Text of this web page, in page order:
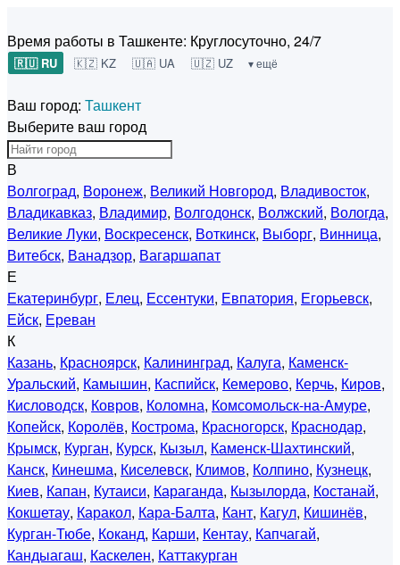
Время работы в Ташкенте: Круглосуточно, 24/7
🇷🇺 RU 🇰🇿 KZ 🇺🇦 UA 🇺🇿 UZ ▾ ещё
Ваш город: Ташкент
Выберите ваш город
В
Волгоград, Воронеж, Великий Новгород, Владивосток,
Владикавказ, Владимир, Волгодонск, Волжский, Вологда,
Великие Луки, Воскресенск, Воткинск, Выборг, Винница,
Витебск, Ванадзор, Вагаршапат
Е
Екатеринбург, Елец, Ессентуки, Евпатория, Егорьевск,
Ейск, Ереван
К
Казань, Красноярск, Калининград, Калуга, Каменск-
Уральский, Камышин, Каспийск, Кемерово, Керчь, Киров,
Кисловодск, Ковров, Коломна, Комсомольск-на-Амуре,
Копейск, Королёв, Кострома, Красногорск, Краснодар,
Крымск, Курган, Курск, Кызыл, Каменск-Шахтинский,
Канск, Кинешма, Киселевск, Климов, Колпино, Кузнецк,
Киев, Капан, Кутаиси, Караганда, Кызылорда, Костанай,
Кокшетау, Каракол, Кара-Балта, Кант, Кагул, Кишинёв,
Курган-Тюбе, Коканд, Карши, Кентау, Капчагай,
Кандыагаш, Каскелен, Каттакурган